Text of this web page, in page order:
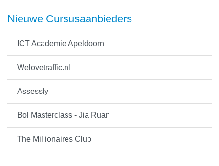
Nieuwe Cursusaanbieders
ICT Academie Apeldoorn
Welovetraffic.nl
Assessly
Bol Masterclass - Jia Ruan
The Millionaires Club